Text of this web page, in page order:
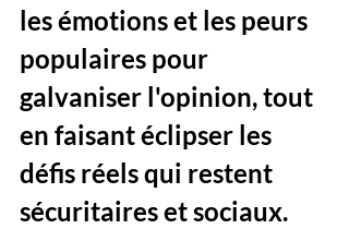
les émotions et les peurs
populaires pour
galvaniser l'opinion, tout
en faisant éclipser les
défis réels qui restent
sécuritaires et sociaux.